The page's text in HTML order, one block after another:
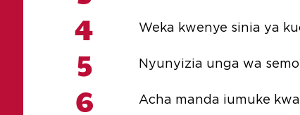
4 Weka kwenye sinia ya
5 Nyunyizia unga wa
6 Acha manda iumuke